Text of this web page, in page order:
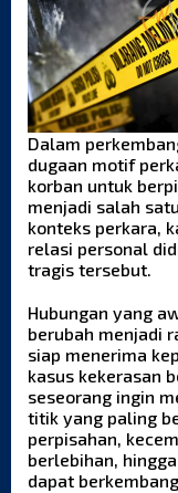
Dalam
dugaan motif
korban untuk
menjadi salah
konteks perkara,
relasi personal
tragis tersebut.
Hubungan yang
berubah menjadi
siap menerima
kasus kekerasan
seseorang ingin
titik yang paling
perpisahan,
berlebihan,
dapat